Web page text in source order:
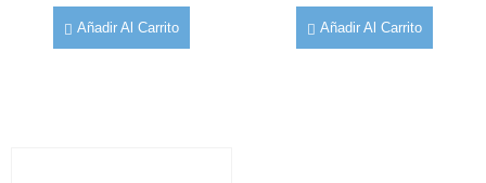
Añadir Al Carrito Añadir Al Carrito